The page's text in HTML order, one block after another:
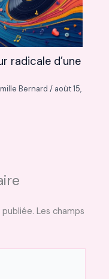
radicale d’une
Bernard/ août 15,
Les champs